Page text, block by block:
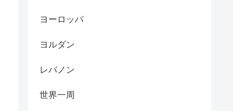
ヨーロッパ
ヨルダン
レバノン
世界一周